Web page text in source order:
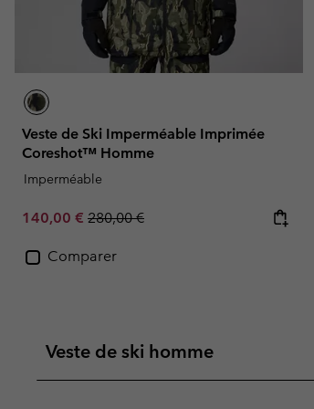
Veste de Ski Imperméable Imprimée
Coreshot™ Homme
Imperméable
Sale price:
140,00 € Regular price:
280,00 €
Comparer
Veste de ski homme